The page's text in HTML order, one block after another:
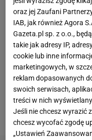
Parador. Inspiracją
paneli były podłogi
Wykonywano je z
przechowywano i
panelach tych
żywcem wzięte ze
świetnie wyglądać
stylu rustykalnym.
oraz jej Zaufani
IAB, jak również Agora
Gazeta.pl sp. z o.o.,
takie jak adresy IP,
cookie lub inne
marketingowych, w
reklam dopasowanych
swoich serwisach,
treści w nich
Jeśli nie chcesz wyrazić
chcesz wycofać zgodę
„Ustawień